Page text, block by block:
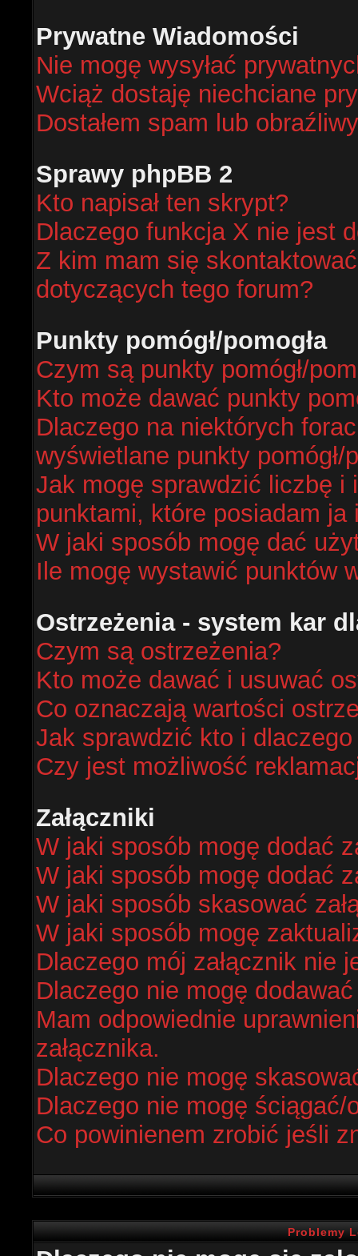
Prywatne Wiadomości
Nie mogę wysyłać
Wciąż dostaję niechciane
Dostałem spam lub
Sprawy phpBB 2
Kto napisał ten skrypt?
Dlaczego funkcja X nie jest
Z kim mam się
dotyczących tego forum?
Punkty pomógł/pomogła
Czym są punkty pomógł/
Kto może dawać punkty
Dlaczego na niektórych
wyświetlane punkty pomógł/
Jak mogę sprawdzić liczbę i
punktami, które posiadam
W jaki sposób mogę dać
Ile mogę wystawić punktów
Ostrzeżenia - system kar
Czym są ostrzeżenia?
Kto może dawać i usuwać
Co oznaczają wartości
Jak sprawdzić kto i dlaczego
Czy jest możliwość
Załączniki
W jaki sposób mogę dodać
W jaki sposób mogę dodać
W jaki sposób skasować
W jaki sposób mogę
Dlaczego mój załącznik nie
Dlaczego nie mogę dodawać
Mam odpowiednie
załącznika.
Dlaczego nie mogę
Dlaczego nie mogę ściągać/
Co powinienem zrobić jeśli
Problemy